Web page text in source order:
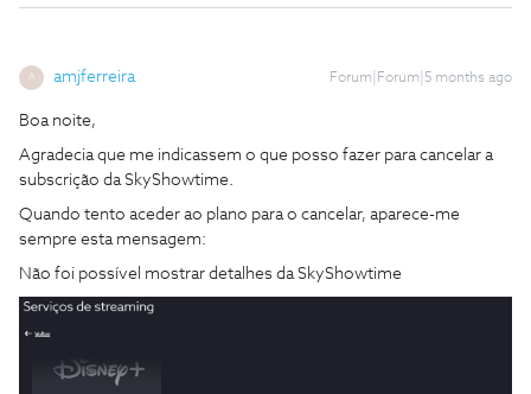
A amjferreira Forum|Forum|5 months ago
Boa noite,
Agradecia que me indicassem o que posso fazer para cancelar a
subscrição da SkyShowtime.
Quando tento aceder ao plano para o cancelar, aparece-me
sempre esta mensagem:
Não foi possível mostrar detalhes da SkyShowtime